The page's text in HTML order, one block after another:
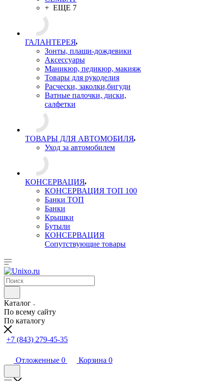
+ ЕЩЕ 7
ГАЛАНТЕРЕЯ
Зонты, плащи-дождевики
Аксессуары
Маникюр, педикюр, макияж
Товары для рукоделия
Расчески, заколки,бигуди
Ватные палочки, диски,
салфетки
ТОВАРЫ ДЛЯ АВТОМОБИЛЯ
Уход за автомобилем
КОНСЕРВАЦИЯ
КОНСЕРВАЦИЯ ТОП 100
Банки ТОП
Банки
Крышки
Бутыли
КОНСЕРВАЦИЯ
Сопутствующие товары
Каталог
По всему сайту
По каталогу
+7 (843) 279-45-35
Отложенные 0 Корзина 0